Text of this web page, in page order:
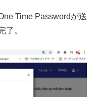
Time Passwordが送
了。